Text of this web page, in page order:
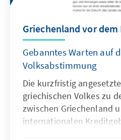
Griechenland vor dem
Gebanntes Warten auf
Volksabstimmung
Die kurzfristig
griechischen Volkes zu
zwischen Griechenland
internationalen